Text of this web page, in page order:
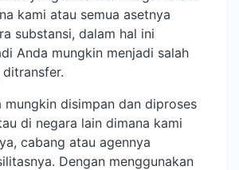
kami atau semua asetnya
substansi, dalam hal ini
Anda mungkin menjadi salah
mungkin disimpan dan diproses
di negara lain dimana kami
cabang atau agennya
Dengan menggunakan